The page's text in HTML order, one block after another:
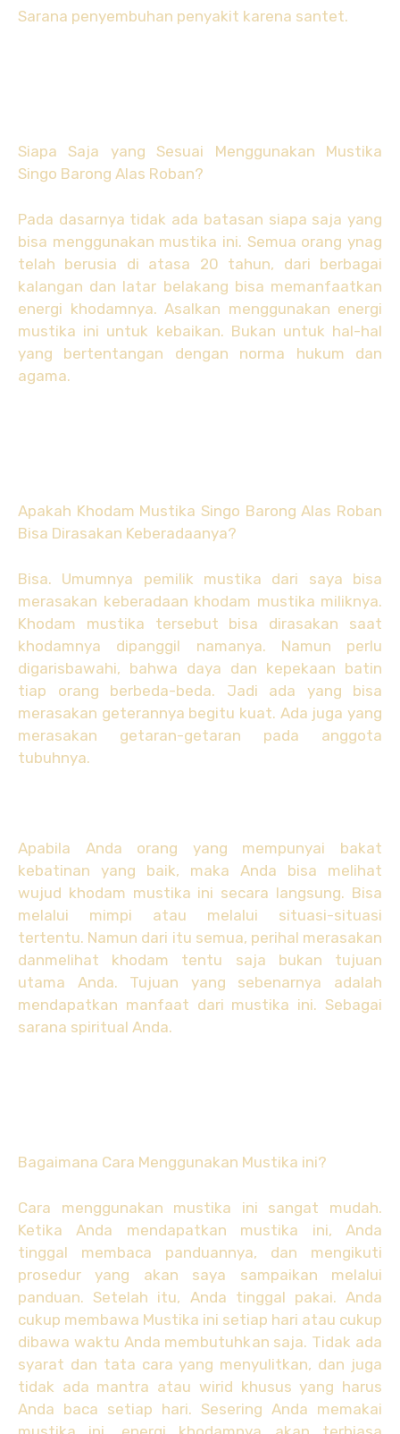
Sarana penyembuhan penyakit karena santet.
Siapa Saja yang Sesuai Menggunakan Mustika
Singo Barong Alas Roban?
Pada dasarnya tidak ada batasan siapa saja yang
bisa menggunakan mustika ini. Semua orang ynag
telah berusia di atasa 20 tahun, dari berbagai
kalangan dan latar belakang bisa memanfaatkan
energi khodamnya. Asalkan menggunakan energi
mustika ini untuk kebaikan. Bukan untuk hal-hal
yang bertentangan dengan norma hukum dan
agama.
Apakah Khodam Mustika Singo Barong Alas Roban
Bisa Dirasakan Keberadaanya?
Bisa. Umumnya pemilik mustika dari saya bisa
merasakan keberadaan khodam mustika miliknya.
Khodam mustika tersebut bisa dirasakan saat
khodamnya dipanggil namanya. Namun perlu
digarisbawahi, bahwa daya dan kepekaan batin
tiap orang berbeda-beda. Jadi ada yang bisa
merasakan geterannya begitu kuat. Ada juga yang
merasakan getaran-getaran pada anggota
tubuhnya.
Apabila Anda orang yang mempunyai bakat
kebatinan yang baik, maka Anda bisa melihat
wujud khodam mustika ini secara langsung. Bisa
melalui mimpi atau melalui situasi-situasi
tertentu. Namun dari itu semua, perihal merasakan
danmelihat khodam tentu saja bukan tujuan
utama Anda. Tujuan yang sebenarnya adalah
mendapatkan manfaat dari mustika ini. Sebagai
sarana spiritual Anda.
Bagaimana Cara Menggunakan Mustika ini?
Cara menggunakan mustika ini sangat mudah.
Ketika Anda mendapatkan mustika ini, Anda
tinggal membaca panduannya, dan mengikuti
prosedur yang akan saya sampaikan melalui
panduan. Setelah itu, Anda tinggal pakai. Anda
cukup membawa Mustika ini setiap hari atau cukup
dibawa waktu Anda membutuhkan saja. Tidak ada
syarat dan tata cara yang menyulitkan, dan juga
tidak ada mantra atau wirid khusus yang harus
Anda baca setiap hari. Sesering Anda memakai